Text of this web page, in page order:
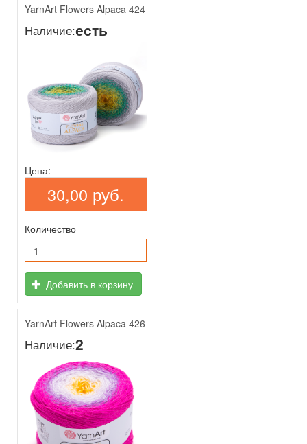
YarnArt Flowers Alpaca 424
Наличие:есть
Цена:
30,00 руб.
Количество
Добавить в корзину
YarnArt Flowers Alpaca 426
Наличие:2